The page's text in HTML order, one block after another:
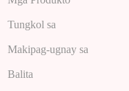
Tungkol sa
Makipag-ugnay sa
Balita